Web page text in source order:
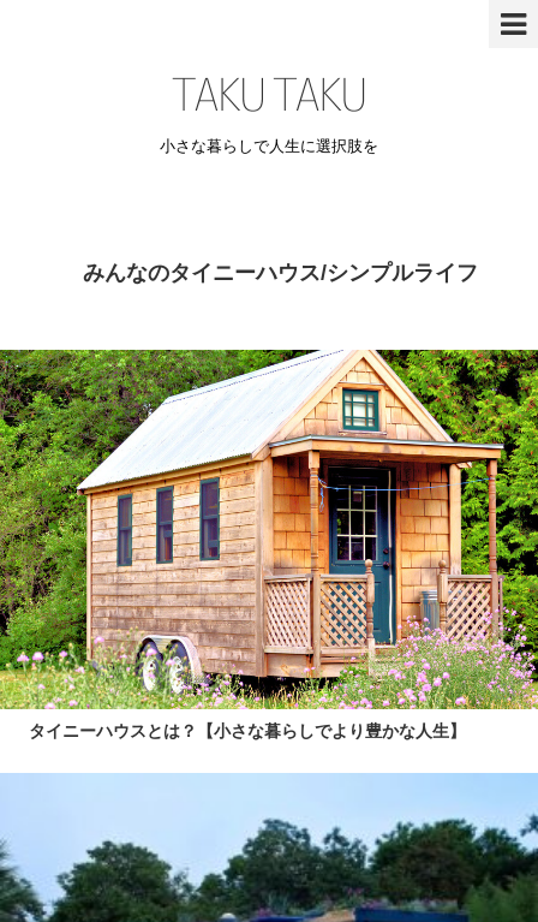
小さな暮らしで人生に選択肢を
みんなのタイニーハウス/シンプルライフ
タイニーハウスとは？【小さな暮らしでより豊かな人生】